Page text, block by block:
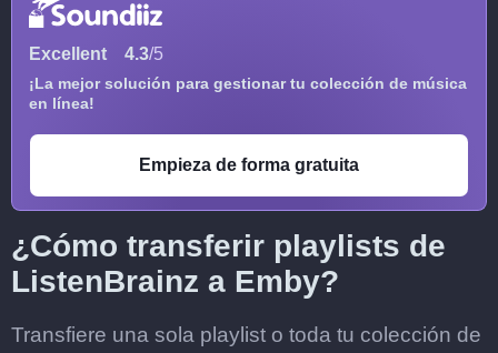
Excellent 4.3/5
¡La mejor solución para gestionar tu colección de música
en línea!
Empieza de forma gratuita
¿Cómo transferir playlists de
ListenBrainz a Emby?
Transfiere una sola playlist o toda tu colección de